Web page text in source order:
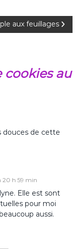
aux feuillages
cookies au
douces de cette
20 h 59 min
Elle est sont
pour moi
aussi.